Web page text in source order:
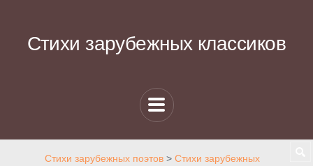
Стихи зарубежных классиков
Стихи зарубежных поэтов > Стихи зарубежных